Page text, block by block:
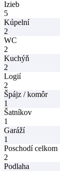
Izieb
5
Kúpelní
2
WC
2
Kuchýň
2
Logií
2
Špájz / komôr
1
Šatníkov
1
Garáží
1
Poschodí celkom
2
Podlaha